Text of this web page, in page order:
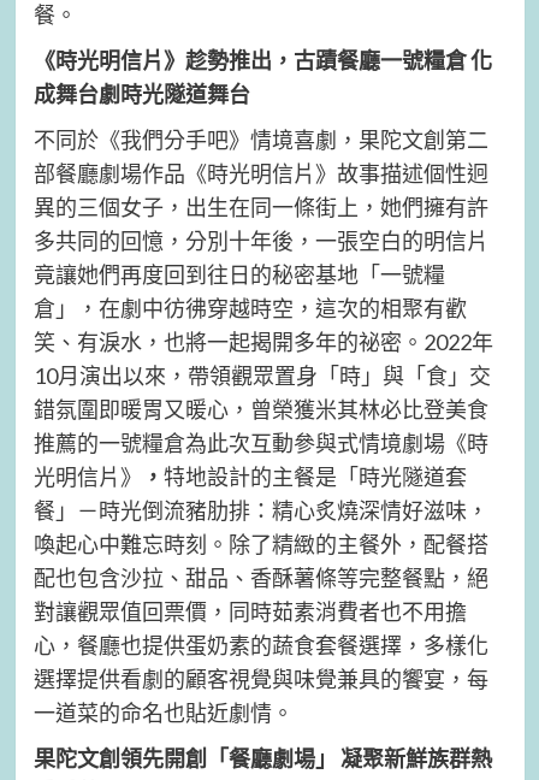
餐。
《時光明信片》趁勢推出，古蹟餐廳一號糧倉 化
成舞台劇時光隧道舞台
不同於《我們分手吧》情境喜劇，果陀文創第二
部餐廳劇場作品《時光明信片》故事描述個性迥
異的三個女子，出生在同一條街上，她們擁有許
多共同的回憶，分別十年後，一張空白的明信片
竟讓她們再度回到往日的秘密基地「一號糧
倉」，在劇中彷彿穿越時空，這次的相聚有歡
笑、有淚水，也將一起揭開多年的祕密。2022年
10月演出以來，帶領觀眾置身「時」與「食」交
錯氛圍即暖胃又暖心，曾榮獲米其林必比登美食
推薦的一號糧倉為此次互動參與式情境劇場《時
光明信片》
， 特地設計的主餐是「時光隧道套
餐」－時光倒流豬肋排：精心炙燒深情好滋味，
喚起心中難忘時刻。除了精緻的主餐外，配餐搭
配也包含沙拉、甜品、香酥薯條等完整餐點，絕
對讓觀眾值回票價，同時茹素消費者也不用擔
心，餐廳也提供蛋奶素的蔬食套餐選擇，多樣化
選擇提供看劇的顧客視覺與味覺兼具的饗宴，每
一道菜的命名也貼近劇情。
果陀文創領先開創「餐廳劇場」 凝聚新鮮族群熱